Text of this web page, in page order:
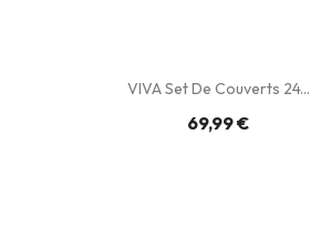
VIVA Set De Couverts 24...
69,99 €